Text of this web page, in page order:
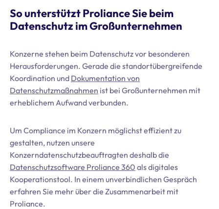
So unterstützt Proliance Sie beim
Datenschutz im Großunternehmen
Konzerne stehen beim Datenschutz vor besonderen
Herausforderungen. Gerade die standortübergreifende
Koordination und Dokumentation von
Datenschutzmaßnahmen ist bei Großunternehmen mit
erheblichem Aufwand verbunden.
Um Compliance im Konzern möglichst effizient zu
gestalten, nutzen unsere
Konzerndatenschutzbeauftragten deshalb die
Datenschutzsoftware Proliance 360 als digitales
Kooperationstool. In einem unverbindlichen Gespräch
erfahren Sie mehr über die Zusammenarbeit mit
Proliance.